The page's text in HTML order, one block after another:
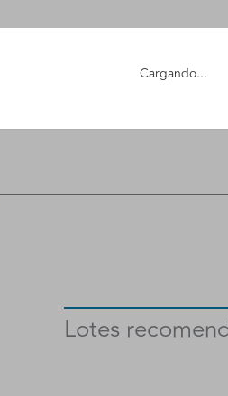
Cargando...
aprueba el plan de liquidación y, en
la adjudicación.
Lotes